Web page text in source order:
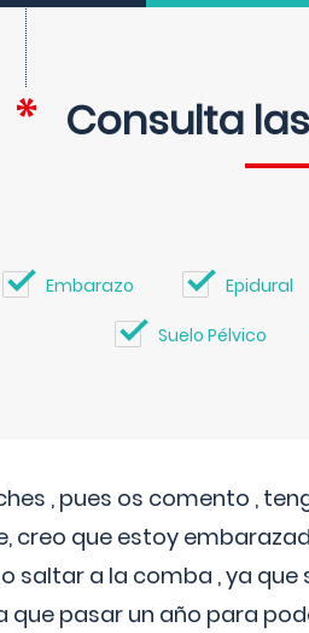
Consulta
Embarazo Epidural
Suelo Pélvico
, pues os comento ,
creo que estoy
saltar a la comba , ya
que pasar un año para